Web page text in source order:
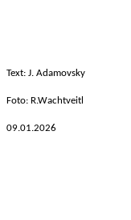
Text: J. Adamovsky
Foto: R.Wachtveitl
09.01.2026